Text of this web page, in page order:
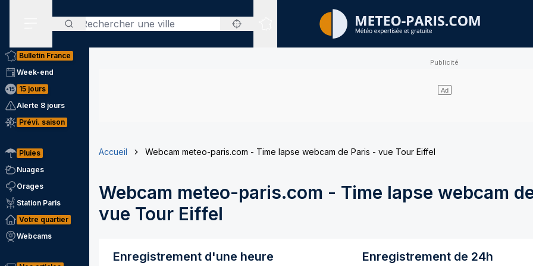
Rechercher
Sites expertisés
Bulletin France
Week-end
15 jours
Alerte 8 jours
Prévi. saison
Pluies
Nuages
Orages
Station Paris
Votre quartier
Webcams
Accueil Webcam meteo-paris.com - Time lapse webcam de Paris - vue Tour Eiffel
Webcam meteo-paris.com - Time lapse webcam
vue Tour Eiffel
Enregistrement d'une heure Enregistrement de 24h